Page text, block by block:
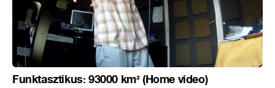
Funktasztikus: 93000 km² (Home video)